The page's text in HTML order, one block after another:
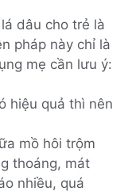
dâu cho trẻ là
pháp này chỉ là
mẹ cần lưu ý:
hiệu quả thì nên
mồ hôi trộm
thoáng, mát
nhiều, quá